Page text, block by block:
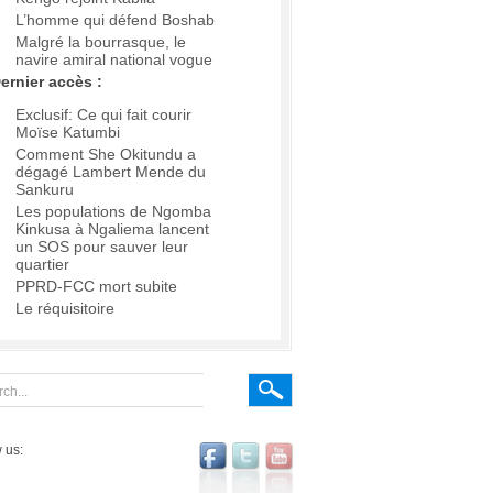
L’homme qui défend Boshab
Malgré la bourrasque, le
navire amiral national vogue
accès :
Exclusif: Ce qui fait courir
Moïse Katumbi
Comment She Okitundu a
dégagé Lambert Mende du
Sankuru
Les populations de Ngomba
Kinkusa à Ngaliema lancent
un SOS pour sauver leur
quartier
PPRD-FCC mort subite
Le réquisitoire
us: